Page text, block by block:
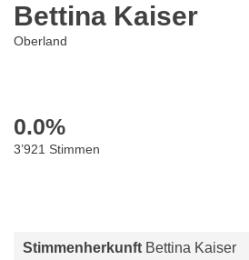
Bettina Kaiser
Oberland
0.0%
3’921 Stimmen
Stimmenherkunft Bettina Kaiser